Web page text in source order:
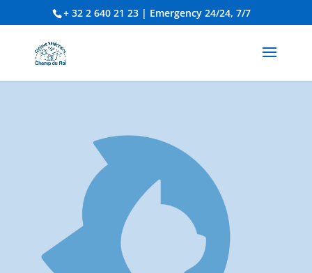
+ 32 2 640 21 23| Emergency 24/24, 7/7